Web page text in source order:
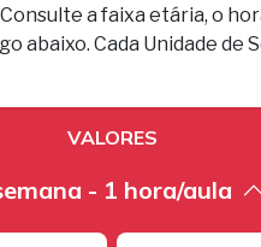
a faixa etária, o
abaixo. Cada Unidade
VALORES
- 1 hora/aula